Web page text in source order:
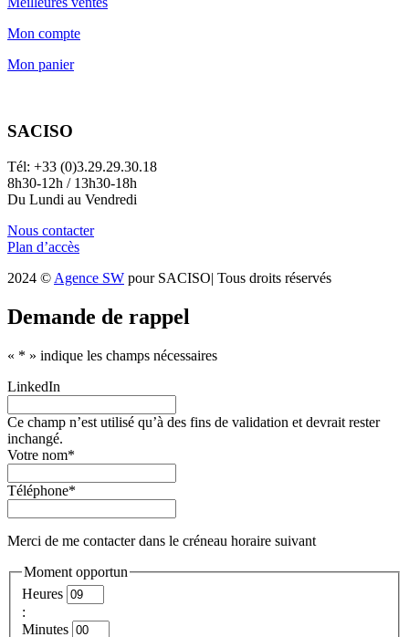
Mon compte
Mon panier
SACISO
Tél: +33 (0)3.29.29.30.18
8h30-12h / 13h30-18h
Du Lundi au Vendredi
Nous contacter
Plan d’accès
2024 © Agence SW pour SACISO| Tous droits réservés
Demande de rappel
« * » indique les champs nécessaires
LinkedIn
Ce champ n’est utilisé qu’à des fins de validation et devrait rester
inchangé.
Votre nom*
Téléphone*
Merci de me contacter dans le créneau horaire suivant
Moment opportun
Heures
:
Minutes